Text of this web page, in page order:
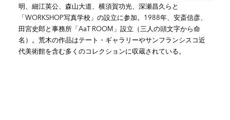
明、細江英公、森山大道、横須賀功光、深瀬昌久らと
「WORKSHOP写真学校」の設立に参加。1988年、安斎信彦、
田宮史郎と事務所「AaT ROOM」設立（三人の頭文字から命
名）。荒木の作品はテート・ギャラリーやサンフランシスコ近
代美術館を含む多くのコレクションに収蔵されている。